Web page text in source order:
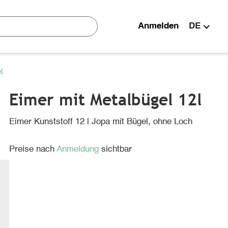
Anmelden DE
Eimer mit Metalbügel 12l
Eimer Kunststoff 12 l Jopa mit Bügel, ohne Loch
Preise nachAnmeldungsichtbar